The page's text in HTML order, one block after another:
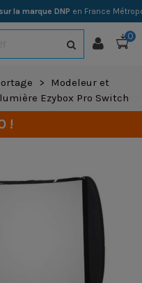
la marque DNP en France
0
>
Modeleur et
Ezybox Pro Switch
!